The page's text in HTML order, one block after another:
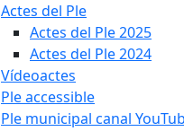
Actes del Ple
Actes del Ple 2025
Actes del Ple 2024
Vídeoactes
Ple accessible
Ple municipal canal